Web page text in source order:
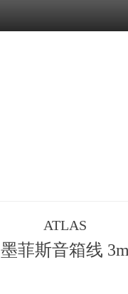
ATLAS
墨菲斯音箱线